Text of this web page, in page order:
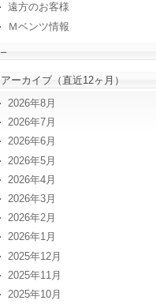
遠方のお客様
Ｍベンツ情報
–
アーカイブ（直近12ヶ月）
2026年8月
2026年7月
2026年6月
2026年5月
2026年4月
2026年3月
2026年2月
2026年1月
2025年12月
2025年11月
2025年10月